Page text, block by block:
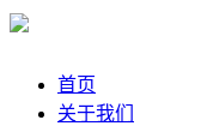
首页
关于我们